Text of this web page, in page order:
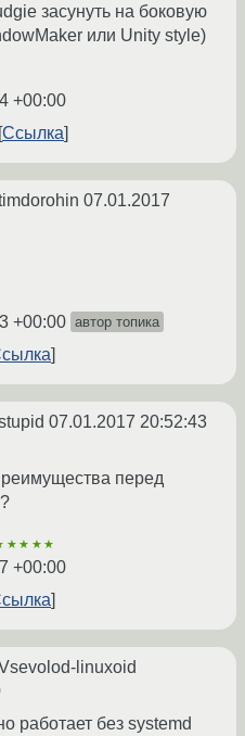
засунуть на боковую
или Unity style)
+00:00
Ссылка
07.01.2017
+00:00 автор топика
07.01.2017 20:52:43
перед
+00:00
linuxoid
работает без systemd